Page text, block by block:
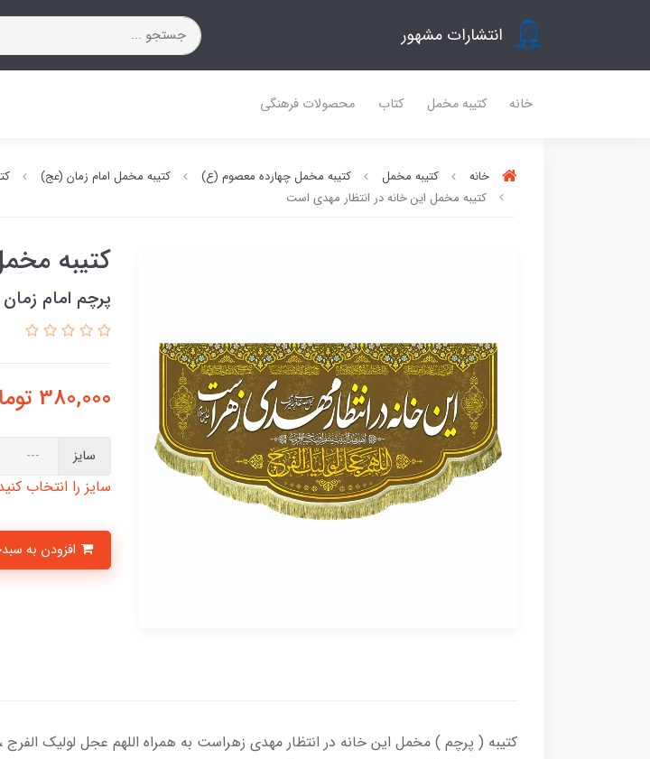
انتشارات مشهور
خانه کتیبه مخمل کتاب محصولات فرهنگی
خانه کتیبه مخمل کتیبه مخمل چهارده معصوم (ع) کتیبه مخمل امام زمان (عج)
کتیبه مخمل این خانه در انتظار مهدی است
کتیبه
پرچم امام
380,000
سایز
سایز را انتخاب
کتیبه ( پرچم ) مخمل این خانه در انتظار مهدی زهراست به همراه اللهم عجل لولیک